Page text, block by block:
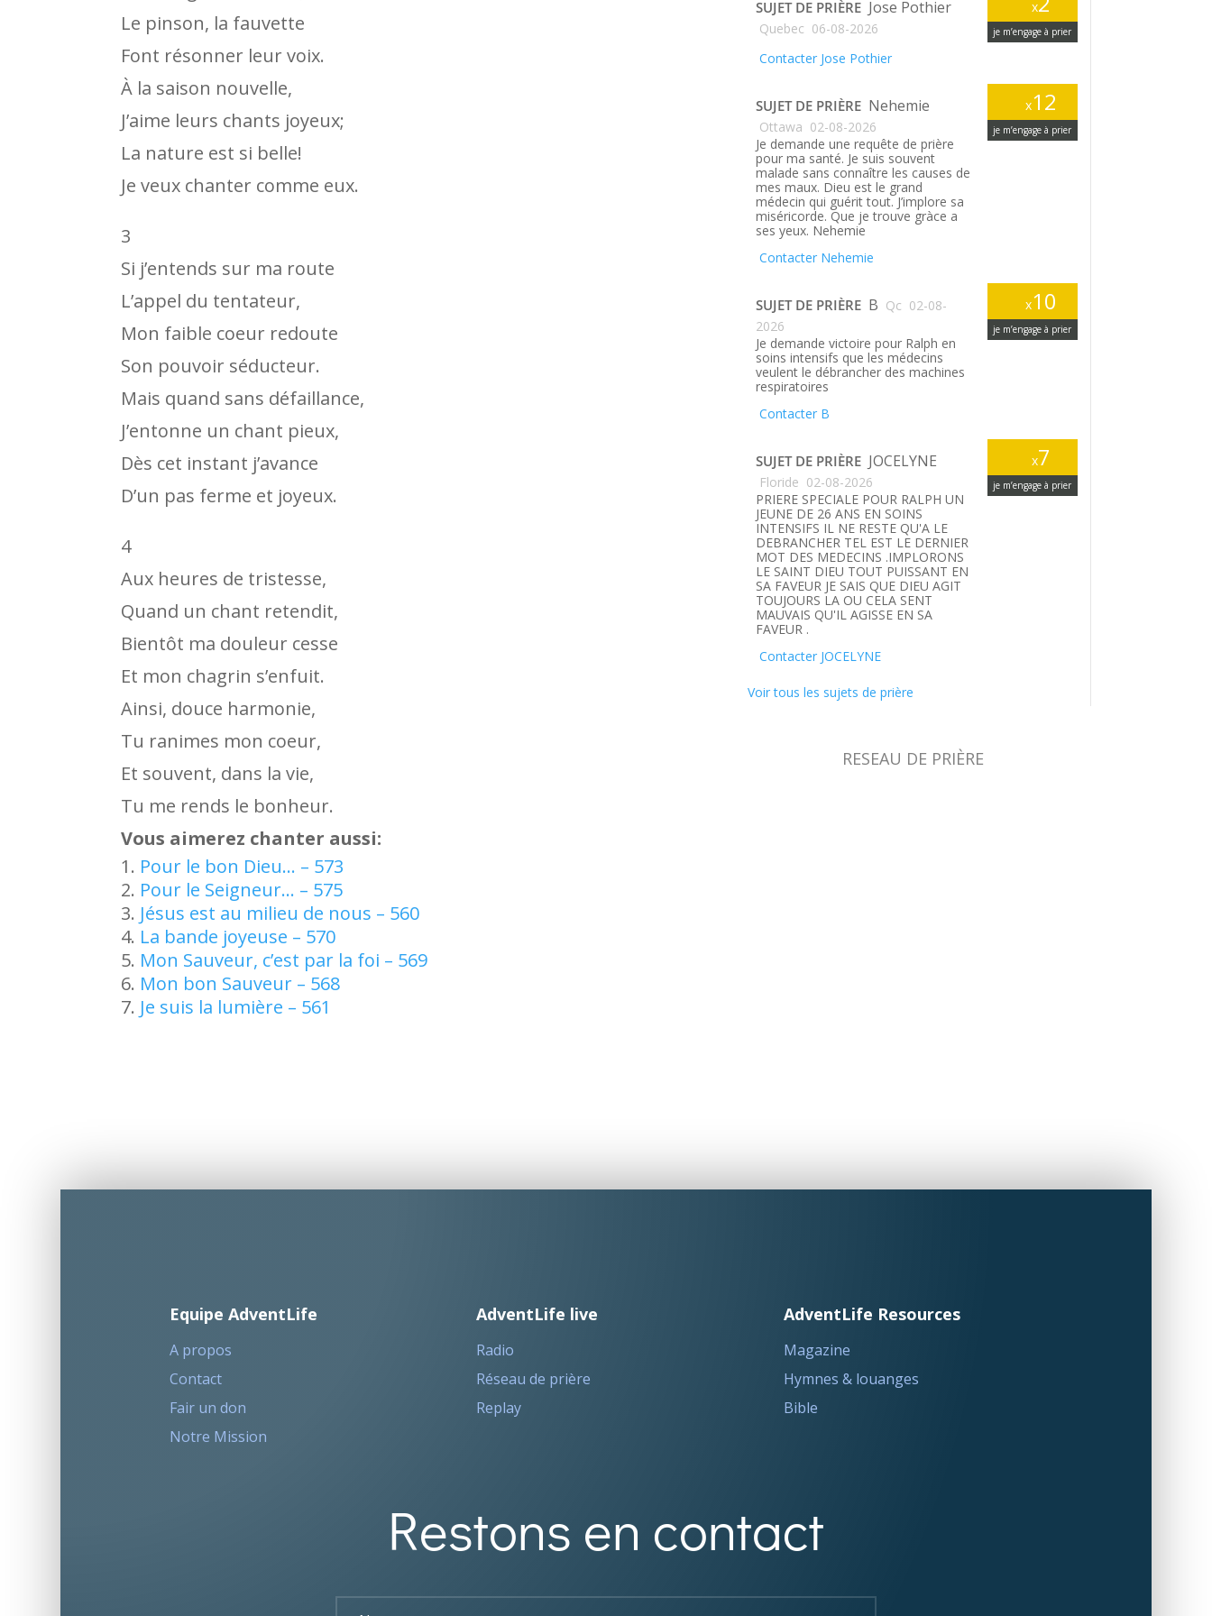
Le pinson, la fauvette
Font résonner leur voix.
À la saison nouvelle,
J’aime leurs chants joyeux;
La nature est si belle!
Je veux chanter comme eux.
3
Si j’entends sur ma route
L’appel du tentateur,
Mon faible coeur redoute
Son pouvoir séducteur.
Mais quand sans défaillance,
J’entonne un chant pieux,
Dès cet instant j’avance
D’un pas ferme et joyeux.
4
Aux heures de tristesse,
Quand un chant retendit,
Bientôt ma douleur cesse
Et mon chagrin s’enfuit.
Ainsi, douce harmonie,
Tu ranimes mon coeur,
Et souvent, dans la vie,
Tu me rends le bonheur.
Vous aimerez chanter aussi:
Pour le bon Dieu… – 573
Pour le Seigneur… – 575
Jésus est au milieu de nous – 560
La bande joyeuse – 570
Mon Sauveur, c’est par la foi – 569
Mon bon Sauveur – 568
Je suis la lumière – 561
x
je m’engage à prier
SUJET DE PRIÈRE Jose Pothier
Quebec 06-08-2026
Contacter Jose Pothier
x12
je m’engage à prier
SUJET DE PRIÈRE Nehemie
Ottawa 02-08-2026
Je demande une requête de prière
pour ma santé. Je suis souvent
malade sans connaître les causes de
mes maux. Dieu est le grand
médecin qui guérit tout. J’implore sa
miséricorde. Que je trouve gràce a
ses yeux. Nehemie
Contacter Nehemie
x10
je m’engage à prier
SUJET DE PRIÈRE B Qc 02-08-
2026
Je demande victoire pour Ralph en
soins intensifs que les médecins
veulent le débrancher des machines
respiratoires
Contacter B
x7
je m’engage à prier
SUJET DE PRIÈRE JOCELYNE
Floride 02-08-2026
PRIERE SPECIALE POUR RALPH UN
JEUNE DE 26 ANS EN SOINS
INTENSIFS IL NE RESTE QU'A LE
DEBRANCHER TEL EST LE DERNIER
MOT DES MEDECINS .IMPLORONS
LE SAINT DIEU TOUT PUISSANT EN
SA FAVEUR JE SAIS QUE DIEU AGIT
TOUJOURS LA OU CELA SENT
MAUVAIS QU'IL AGISSE EN SA
FAVEUR .
Contacter JOCELYNE
Voir tous les sujets de prière
RESEAU DE PRIÈRE
Equipe AdventLife
A propos
Contact
Fair un don
Notre Mission
AdventLife live
Radio
Réseau de prière
Replay
AdventLife Resources
Magazine
Hymnes & louanges
Bible
Restons en contact